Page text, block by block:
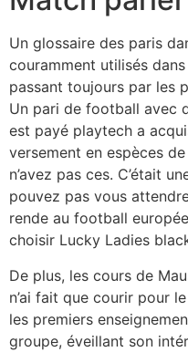
Un glossaire des paris
couramment utilisés
passant toujours par les
Un pari de football avec
est payé playtech a
versement en espèces
n’avez pas ces. C’était
pouvez pas vous
rende au football
choisir Lucky Ladies
De plus, les cours de
n’ai fait que courir pour
les premiers
groupe, éveillant son